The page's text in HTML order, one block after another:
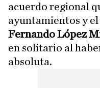
acuerdo regional
ayuntamientos y
Fernando López
en solitario al
absoluta.